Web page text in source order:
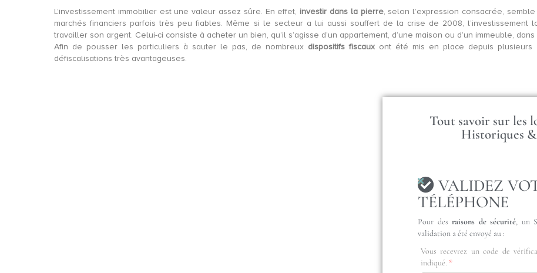
L’investissement immobilier est une valeur assez sûre. En effet, investir dans la pierre, selon l’expression consacrée,
marchés financiers parfois très peu fiables. Même si le secteur a lui aussi souffert de la crise de 2008, l’investissement
travailler son argent. Celui-ci consiste à acheter un bien, qu’il s’agisse d’un appartement, d’une maison ou d’un immeuble,
Afin de pousser les particuliers à sauter le pas, de nombreux dispositifs fiscaux ont été mis en place depuis
défiscalisations très avantageuses.
Tout savoir sur les
Historiques
VALIDEZ
TÉLÉPHONE
Pour desraisons de sécurité, un
validation a été envoyé au :
Vous recevrez un code de
indiqué.